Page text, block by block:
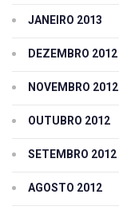
JANEIRO 2013
DEZEMBRO 2012
NOVEMBRO 2012
OUTUBRO 2012
SETEMBRO 2012
AGOSTO 2012